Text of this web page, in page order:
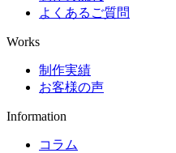
よくあるご質問
Works
制作実績
お客様の声
Information
コラム